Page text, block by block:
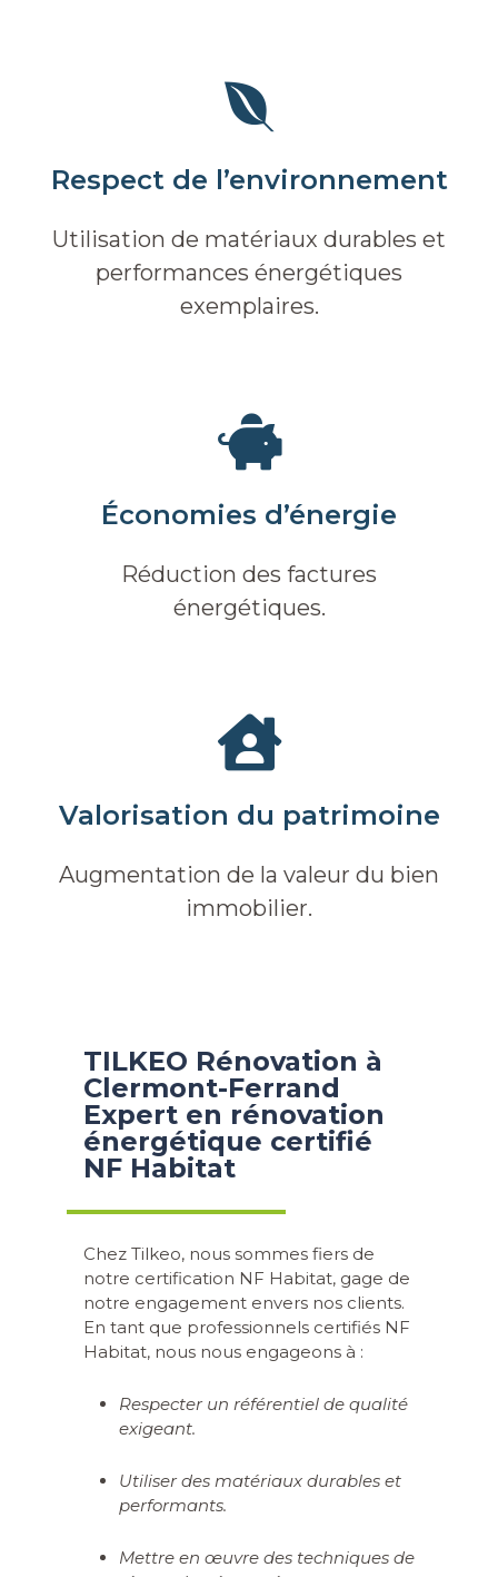
Respect de l’environnement
Utilisation de matériaux durables et
performances énergétiques
exemplaires.
Économies d’énergie
Réduction des factures
énergétiques.
Valorisation du patrimoine
Augmentation de la valeur du bien
immobilier.
TILKEO Rénovation à
Clermont-Ferrand
Expert en rénovation
énergétique certifié
NF Habitat
Chez Tilkeo, nous sommes fiers de
notre certification NF Habitat, gage de
notre engagement envers nos clients.
En tant que professionnels certifiés NF
Habitat, nous nous engageons à :
Respecter un référentiel de qualité
exigeant.
Utiliser des matériaux durables et
performants.
Mettre en œuvre des techniques de